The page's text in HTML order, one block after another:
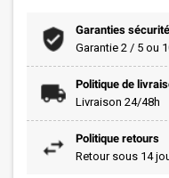
Garanties sécurité
Garantie 2 / 5 ou
Politique de
Livraison 24/48h
Politique retours
Retour sous 14